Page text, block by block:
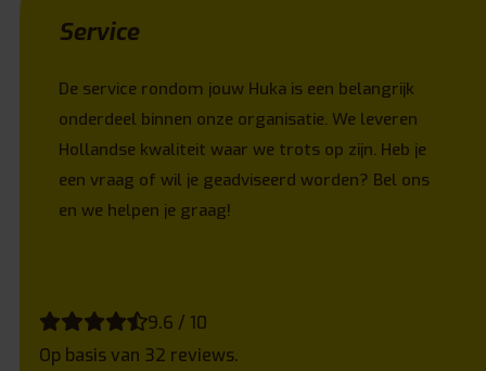
Service
De service rondom jouw Huka is een belangrijk
onderdeel binnen onze organisatie. We leveren
Hollandse kwaliteit waar we trots op zijn. Heb je
een vraag of wil je geadviseerd worden? Bel ons
en we helpen je graag!
9.6 / 10
Op basis van 32 reviews.